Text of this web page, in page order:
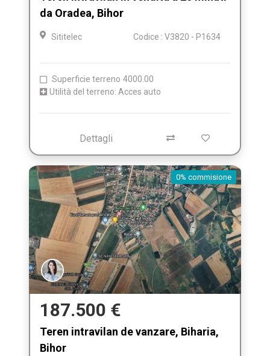
da Oradea, Bihor
Sititelec Codice : V3820 - P1634
Superficie terreno 4000.00
Utilità del terreno: Acces auto
Dettagli
0% commisione
187.500 €
Teren intravilan de vanzare, Biharia,
Bihor